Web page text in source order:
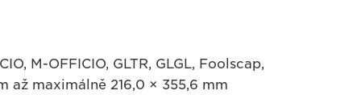
M-OFFICIO, GLTR, GLGL, Foolscap,
až maximálně 216,0 × 355,6 mm